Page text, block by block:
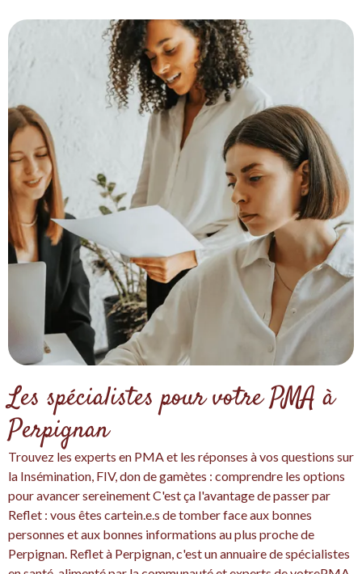
Les spécialistes pour votre PMA à
Perpignan
Trouvez les experts en PMA et les réponses à vos questions sur
la Insémination, FIV, don de gamètes : comprendre les options
pour avancer sereinement C'est ça l'avantage de passer par
Reflet : vous êtes cartein.e.s de tomber face aux bonnes
personnes et aux bonnes informations au plus proche de
Perpignan. Reflet à Perpignan, c'est un annuaire de spécialistes